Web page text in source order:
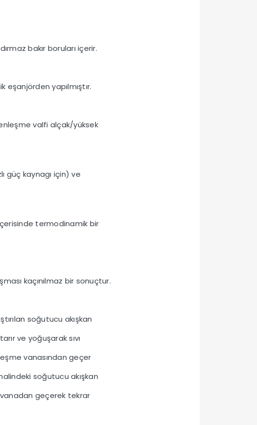
bakır boruları içerir.
yapılmıştır.
valfi alçak/yüksek
güç kaynagı için) ve
termodinamik bir
kaçınılmaz bir sonuçtur.
soğutucu akışkan
ve yoğuşarak sıvı
vanasından geçer
soğutucu akışkan
vanadan geçerek tekrar